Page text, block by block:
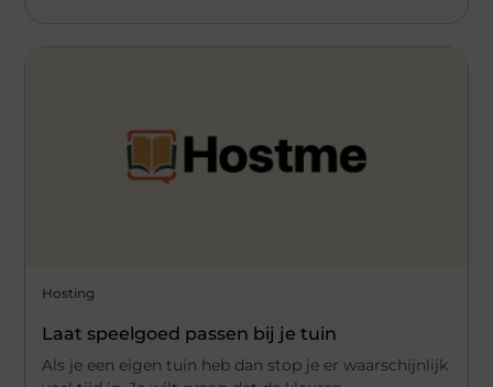
Hosting
Laat speelgoed passen bij je tuin
Als je een eigen tuin heb dan stop je er waarschijnlijk